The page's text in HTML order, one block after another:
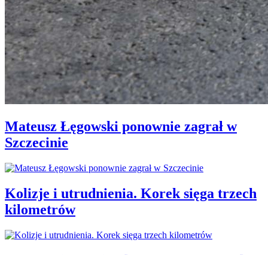
Mateusz Łęgowski ponownie zagrał w
Szczecinie
Kolizje i utrudnienia. Korek sięga trzech
kilometrów